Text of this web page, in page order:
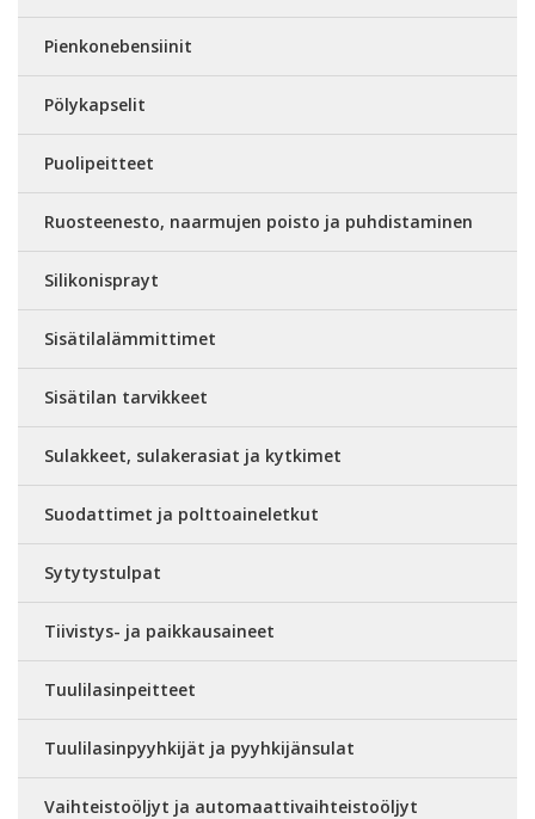
Pienkonebensiinit
Pölykapselit
Puolipeitteet
Ruosteenesto, naarmujen poisto ja puhdistaminen
Silikonisprayt
Sisätilalämmittimet
Sisätilan tarvikkeet
Sulakkeet, sulakerasiat ja kytkimet
Suodattimet ja polttoaineletkut
Sytytystulpat
Tiivistys- ja paikkausaineet
Tuulilasinpeitteet
Tuulilasinpyyhkijät ja pyyhkijänsulat
Vaihteistoöljyt ja automaattivaihteistoöljyt